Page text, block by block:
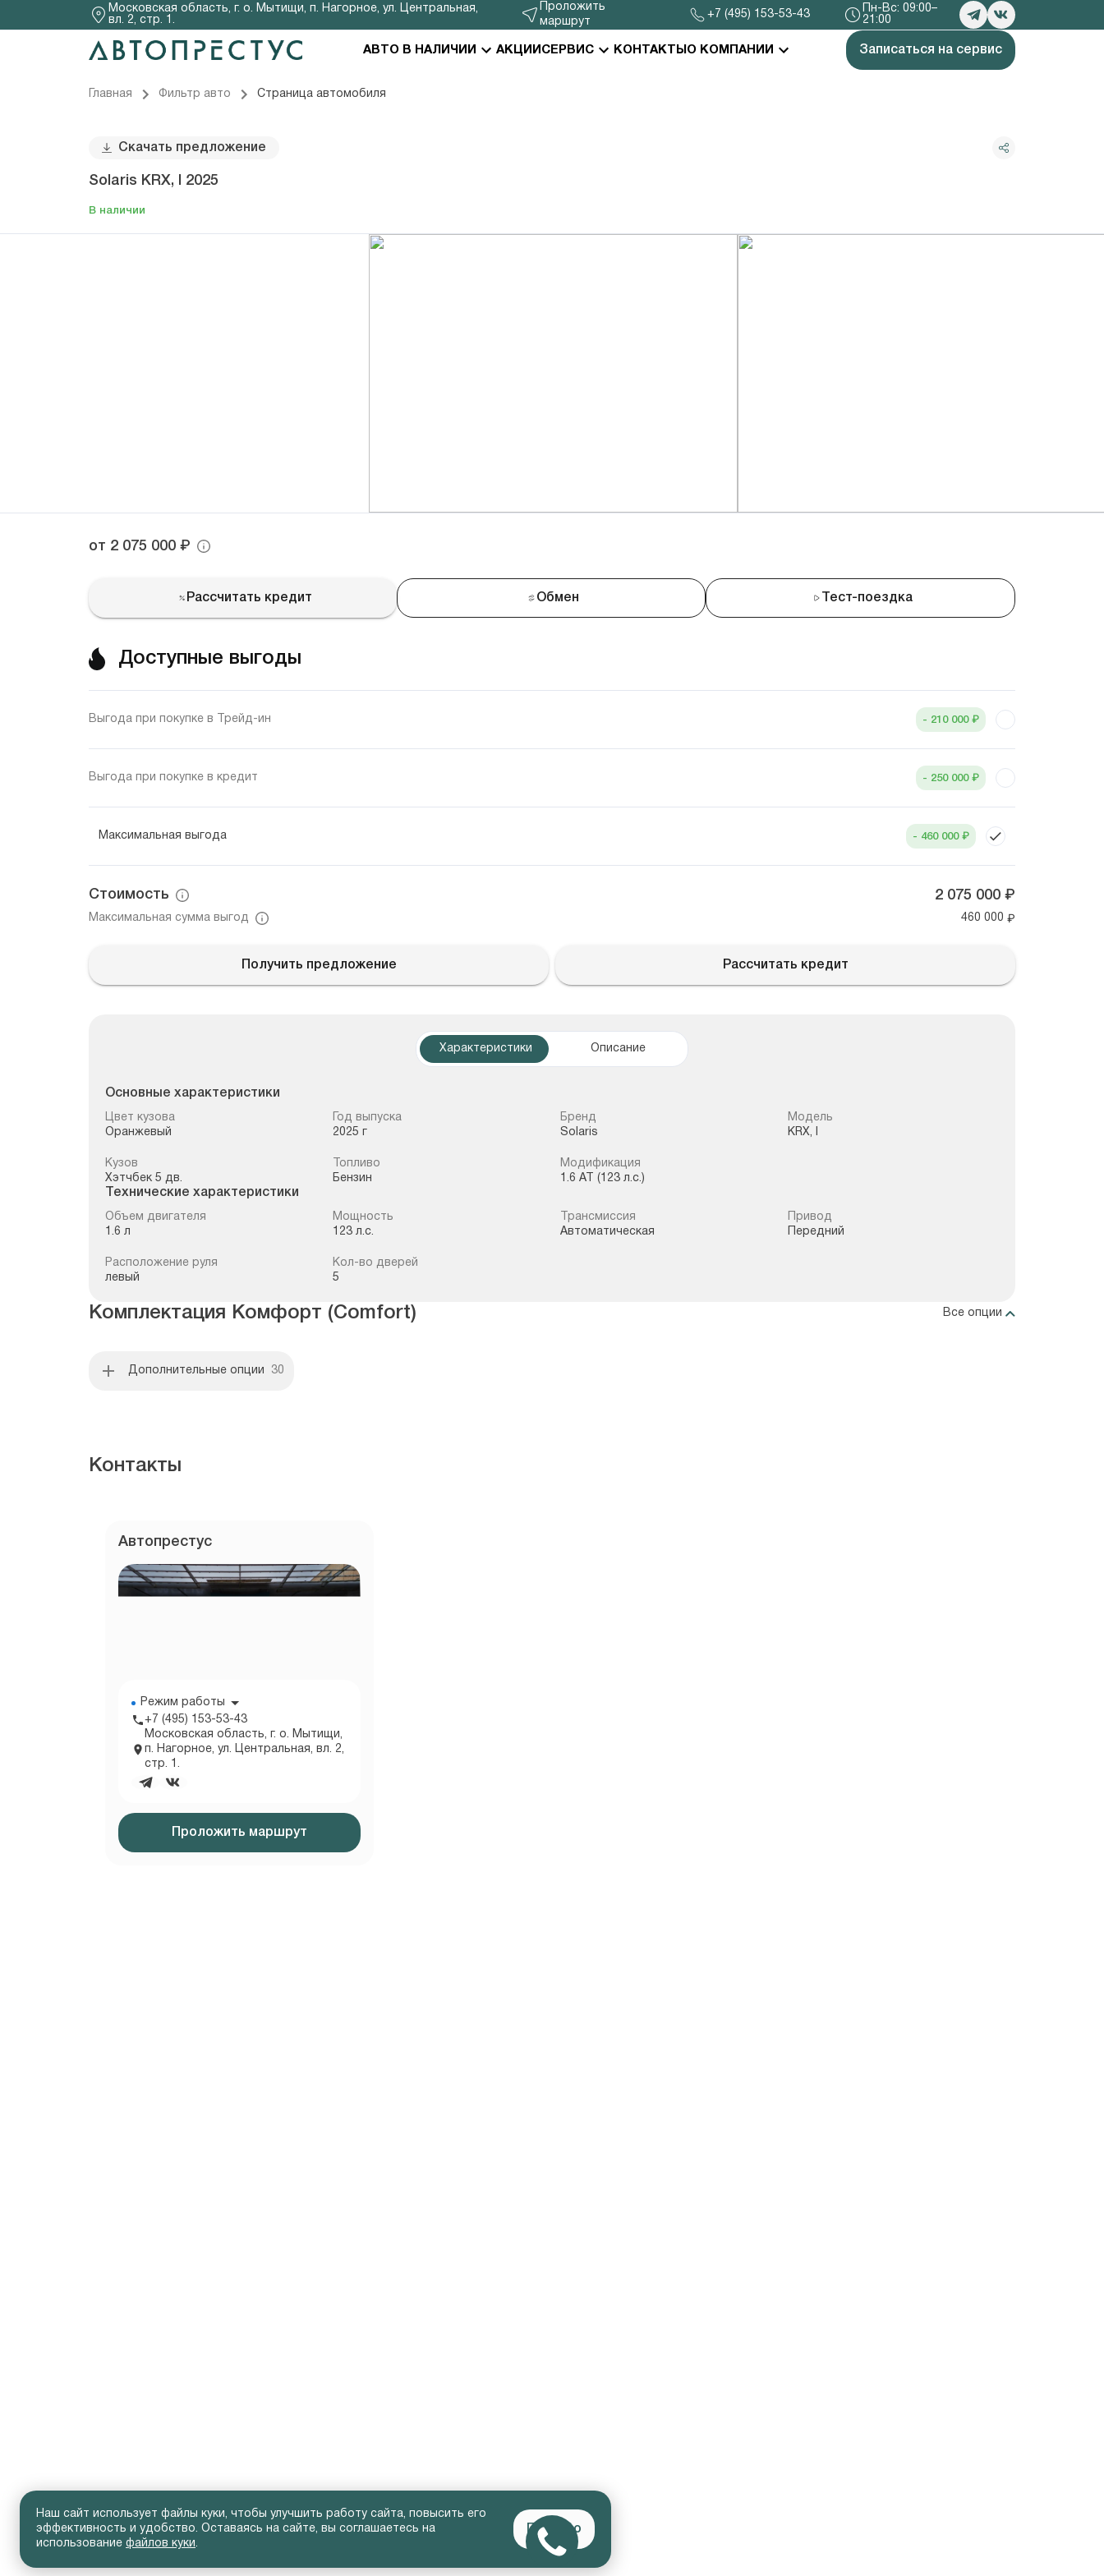
Московская область, г. о. Мытищи, п. Нагорное, ул. Центральная,
вл. 2, стр. 1.
Проложить
маршрут
+7 (495) 153-53-43
Пн-Вс: 09:00–
21:00
АВТО В НАЛИЧИИ АКЦИИ СЕРВИС КОНТАКТЫ О КОМПАНИИ Записаться на сервис
Главная Фильтр авто Страница автомобиля
Скачать предложение
Solaris KRX, I 2025
В наличии
от 2 075 000 ₽
Рассчитать кредит Обмен Тест-поездка
Характеристики Описание
Основные характеристики
Цвет кузова
Оранжевый
Год выпуска
2025 г
Бренд
Solaris
Модель
KRX, I
Кузов
Хэтчбек 5 дв.
Топливо
Бензин
Модификация
1.6 AT (123 л.с.)
Технические характеристики
Объем двигателя
1.6 л
Мощность
123 л.с.
Трансмиссия
Автоматическая
Привод
Передний
Расположение руля
левый
Кол-во дверей
5
Комплектация Комфорт (Comfort) Все опции
Дополнительные опции 30
Доступные выгоды
Выгода при покупке в Трейд-ин - 210 000 ₽
Выгода при покупке в кредит - 250 000 ₽
Максимальная выгода - 460 000 ₽
Стоимость 2 075 000 ₽
Максимальная сумма выгод 460 000 ₽
Получить предложение Рассчитать кредит
Контакты
Автопрестус
Режим работы
+7 (495) 153-53-43
Московская область, г. о. Мытищи,
п. Нагорное, ул. Центральная, вл. 2,
стр. 1.
Проложить маршрут
Наш сайт использует файлы куки, чтобы улучшить работу сайта, повысить его
эффективность и удобство. Оставаясь на сайте, вы соглашаетесь на
использование файлов куки.
Понятно